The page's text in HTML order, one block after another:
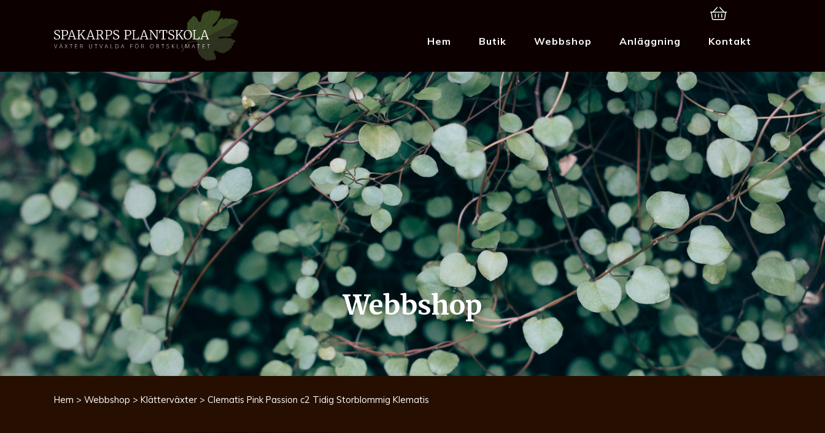
Hem Butik Webbshop Anläggning Kontakt
Webbshop
Hem > Webbshop > Klätterväxter > Clematis Pink Passion c2 Tidig Storblommig Klematis